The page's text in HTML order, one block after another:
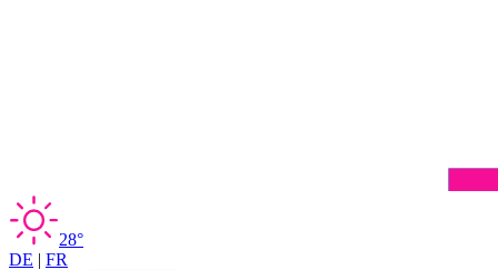
28°
DE | FR